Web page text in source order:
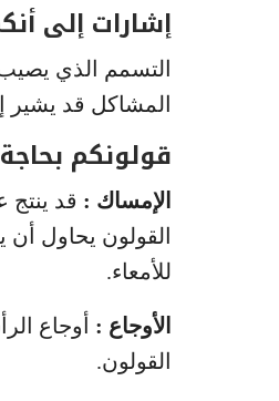
إشارات إلى
التسمم الذي
المشاكل قد يشير
قولونكم
الإمساك : قد
القولون يحاول أن
للأمعاء.
الأوجاع : أوجاع
القولون.